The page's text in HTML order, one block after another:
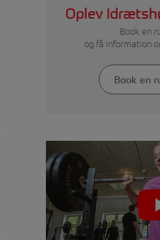
Oplev
Book en
og få information
Book en